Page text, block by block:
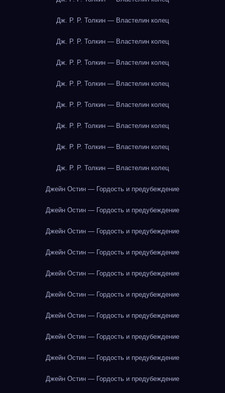
Дж. Р. Р. Толкин — Властелин колец
Дж. Р. Р. Толкин — Властелин колец
Дж. Р. Р. Толкин — Властелин колец
Дж. Р. Р. Толкин — Властелин колец
Дж. Р. Р. Толкин — Властелин колец
Дж. Р. Р. Толкин — Властелин колец
Дж. Р. Р. Толкин — Властелин колец
Дж. Р. Р. Толкин — Властелин колец
Джейн Остин — Гордость и предубеждение
Джейн Остин — Гордость и предубеждение
Джейн Остин — Гордость и предубеждение
Джейн Остин — Гордость и предубеждение
Джейн Остин — Гордость и предубеждение
Джейн Остин — Гордость и предубеждение
Джейн Остин — Гордость и предубеждение
Джейн Остин — Гордость и предубеждение
Джейн Остин — Гордость и предубеждение
Джейн Остин — Гордость и предубеждение